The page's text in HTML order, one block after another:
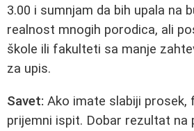
3.00 i sumnjam da bih upala na
realnost mnogih porodica, ali
škole ili fakulteti sa manje
za upis.
Savet: Ako imate slabiji prosek,
prijemni ispit. Dobar rezultat na